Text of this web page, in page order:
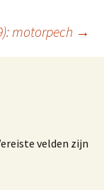
motorpech →
velden zijn